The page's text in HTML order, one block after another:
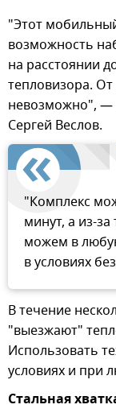
"Этот
возможность
на расстоянии
тепловизора. От
невозможно", —
Сергей Веслов.
"Комплекс
минут, а из-
можем в
в условиях
В течение
"выезжают"
Использовать
условиях и при
Стальная